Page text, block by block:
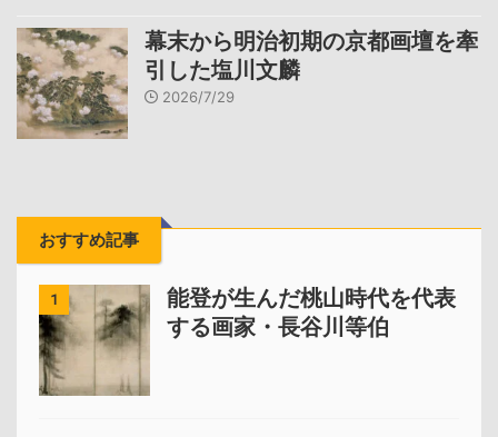
幕末から明治初期の京都画壇を牽
引した塩川文麟
2026/7/29
おすすめ記事
1
能登が生んだ桃山時代を代表
する画家・長谷川等伯